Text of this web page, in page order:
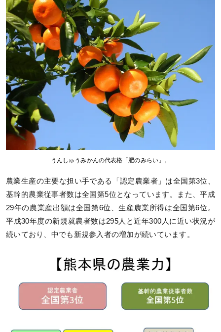
うんしゅうみかんの代表格「肥のみらい」。
農業生産の主要な担い手である「認定農業者」は全国第3位、
基幹的農業従事者数は全国第5位となっています。また、平成
29年の農業産出額は全国第6位、生産農業所得は全国第6位。
平成30年度の新規就農者数は295人と近年300人に近い状況が
続いており、中でも新規参入者の増加が続いています。